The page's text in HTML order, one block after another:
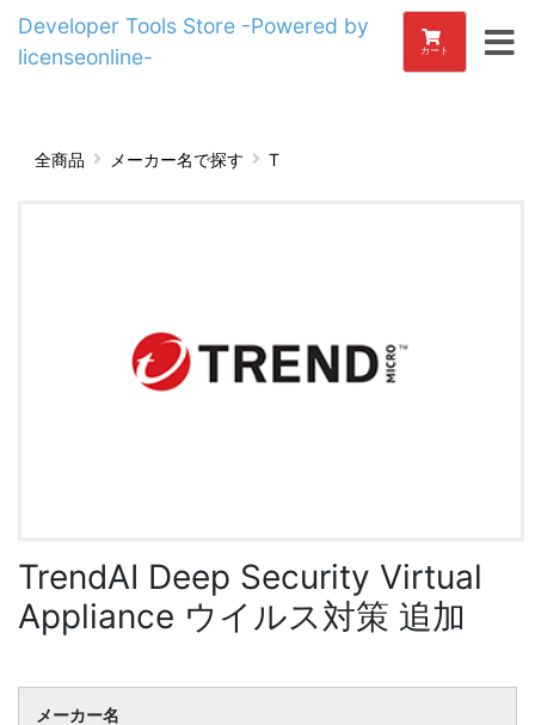
Developer Tools Store -Powered by
licenseonline-
カート
全商品 メーカー名で探す T
TrendAI Deep Security Virtual
Appliance ウイルス対策 追加
メーカー名